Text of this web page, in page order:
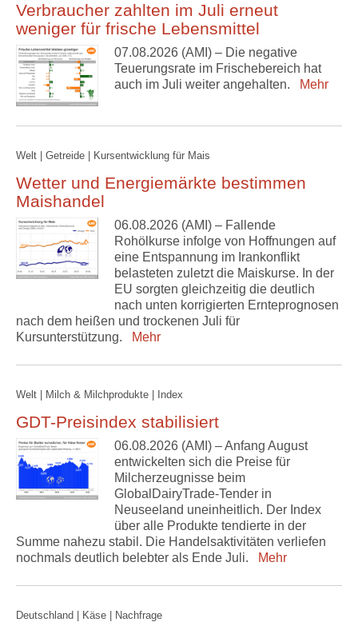
Verbraucher zahlten im Juli erneut
weniger für frische Lebensmittel
07.08.2026 (AMI) – Die negative
Teuerungsrate im Frischebereich hat
auch im Juli weiter angehalten.
Mehr
Welt | Getreide | Kursentwicklung für Mais
Wetter und Energiemärkte bestimmen
Maishandel
06.08.2026 (AMI) – Fallende
Rohölkurse infolge von Hoffnungen auf
eine Entspannung im Irankonflikt
belasteten zuletzt die Maiskurse. In der
EU sorgten gleichzeitig die deutlich
nach unten korrigierten Ernteprognosen
nach dem heißen und trockenen Juli für
Kursunterstützung.
Mehr
Welt | Milch & Milchprodukte | Index
GDT-Preisindex stabilisiert
06.08.2026 (AMI) – Anfang August
entwickelten sich die Preise für
Milcherzeugnisse beim
GlobalDairyTrade-Tender in
Neuseeland uneinheitlich. Der Index
über alle Produkte tendierte in der
Summe nahezu stabil. Die Handelsaktivitäten verliefen
nochmals deutlich belebter als Ende Juli.
Mehr
Deutschland | Käse | Nachfrage